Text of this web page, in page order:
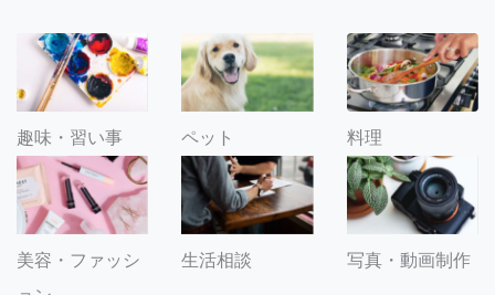
趣味・習い事 ペット 料理
美容・ファッシ
生活相談 写真・動画制作